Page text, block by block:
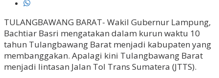
TULANGBAWANG BARAT- Wakil Gubernur Lampung,
Bachtiar Basri mengatakan dalam kurun waktu 10
tahun Tulangbawang Barat menjadi kabupaten yang
membanggakan. Apalagi kini Tulangbawang Barat
menjadi lintasan Jalan Tol Trans Sumatera (JTTS).